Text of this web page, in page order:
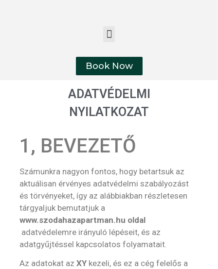
Book Now
ADATVÉDELMI
NYILATKOZAT
1, BEVEZETŐ
Számunkra nagyon fontos, hogy betartsuk az
aktuálisan érvényes adatvédelmi szabályozást
és törvényeket, így az alábbiakban részletesen
tárgyaljuk bemutatjuk a
www.szodahazapartman.hu oldal
adatvédelemre irányuló lépéseit, és az
adatgyűjtéssel kapcsolatos folyamatait.
Az adatokat az XYkezeli, és ez a cég felelős a